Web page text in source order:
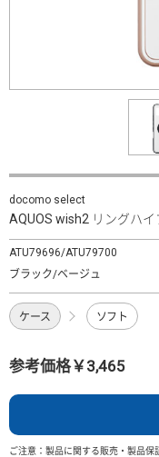
docomo select
AQUOS wish2 リングハイ
ATU79696/ATU79700
ブラック/ベージュ
ケース ソフト
参考価格￥3,465
ご注意：製品に関する販売・製品